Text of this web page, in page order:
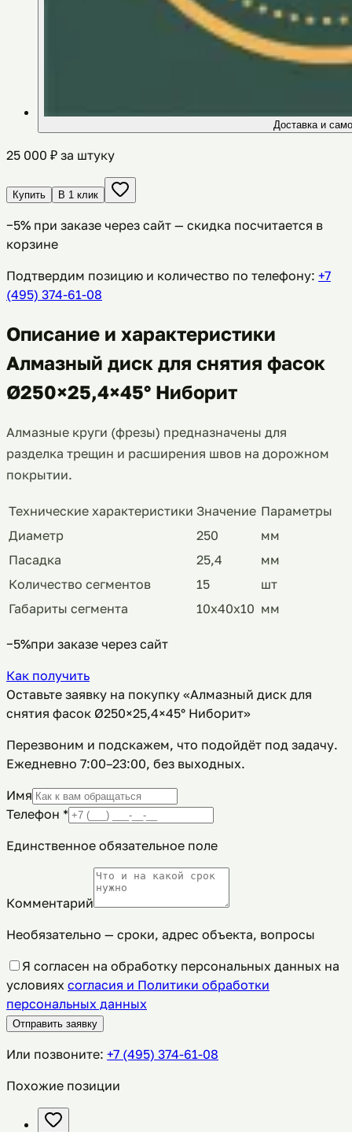
Доставка и
25 000 ₽ за штуку
Купить В 1 клик
−5% при заказе через сайт — скидка посчитается в
корзине
Подтвердим позицию и количество по телефону: +7
(495) 374-61-08
Описание и характеристики
Алмазный диск для снятия фасок
Ø250×25,4×45° Ниборит
Алмазные круги (фрезы) предназначены для
разделка трещин и расширения швов на дорожном
покрытии.
Технические характеристики Значение Параметры
Диаметр
250
мм
Пасадка
25,4
мм
Количество сегментов
15
шт
Габариты сегмента
10х40х10 мм
−5%при заказе через сайт
Как получить
Оставьте заявку на покупку «Алмазный диск для
снятия фасок Ø250×25,4×45° Ниборит»
Перезвоним и подскажем, что подойдёт под задачу.
Ежедневно 7:00–23:00, без выходных.
Имя
Телефон *
Единственное обязательное поле
Комментарий
Необязательно — сроки, адрес объекта, вопросы
Я согласен на обработку персональных данных на
условиях согласия и Политики обработки
персональных данных
Отправить заявку
Или позвоните: +7 (495) 374-61-08
Похожие позиции